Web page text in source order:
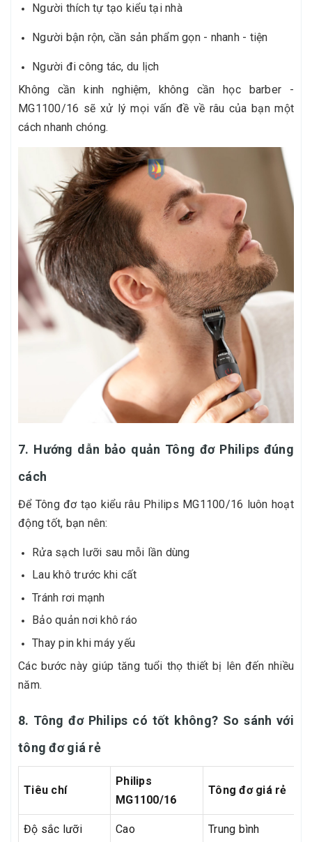
Người thích tự tạo kiểu tại nhà
Người bận rộn, cần sản phẩm gọn - nhanh - tiện
Người đi công tác, du lịch
Không cần kinh nghiệm, không cần học barber -
MG1100/16 sẽ xử lý mọi vấn đề về râu của bạn một
cách nhanh chóng.
7. Hướng dẫn bảo quản Tông đơ Philips đúng
cách
Để Tông đơ tạo kiểu râu Philips MG1100/16 luôn hoạt
động tốt, bạn nên:
Rửa sạch lưỡi sau mỗi lần dùng
Lau khô trước khi cất
Tránh rơi mạnh
Bảo quản nơi khô ráo
Thay pin khi máy yếu
Các bước này giúp tăng tuổi thọ thiết bị lên đến nhiều
năm.
8. Tông đơ Philips có tốt không? So sánh với
tông đơ giá rẻ
Tiêu chí
Philips
MG1100/16
Tông đơ giá rẻ
Độ sắc lưỡi Cao Trung bình